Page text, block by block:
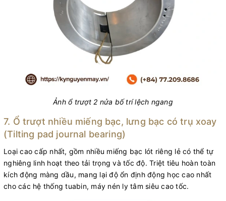
Ảnh ổ trượt 2 nửa bố trí lệch ngang
7. Ổ trượt nhiều miếng bạc, lưng bạc có trụ xoay
(Tilting pad journal bearing)
Loại cao cấp nhất, gồm nhiều miếng bạc lót riêng lẻ có thể tự
nghiêng linh hoạt theo tải trọng và tốc độ. Triệt tiêu hoàn toàn
kích động màng dầu, mang lại độ ổn định động học cao nhất
cho các hệ thống tuabin, máy nén ly tâm siêu cao tốc.